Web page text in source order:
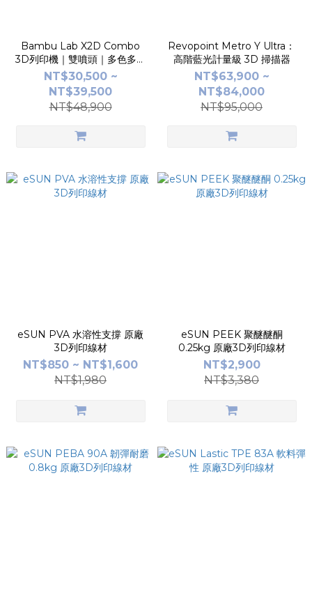
Bambu Lab X2D Combo
3D列印機｜雙噴頭｜多色多材
料｜AMS 2 Pro｜封閉恆溫艙
NT$30,500 ~
NT$39,500
NT$48,900
Revopoint Metro Y Ultra：
高階藍光計量級 3D 掃描器
NT$63,900 ~
NT$84,000
NT$95,000
eSUN PVA 水溶性支撐 原廠
3D列印線材
NT$850 ~ NT$1,600
NT$1,980
eSUN PEEK 聚醚醚酮
0.25kg 原廠3D列印線材
NT$2,900
NT$3,380